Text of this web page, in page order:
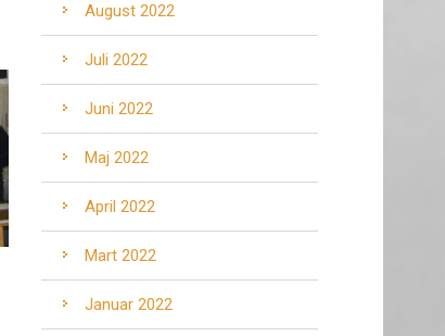
August 2022
Juli 2022
Juni 2022
Maj 2022
April 2022
Mart 2022
Januar 2022